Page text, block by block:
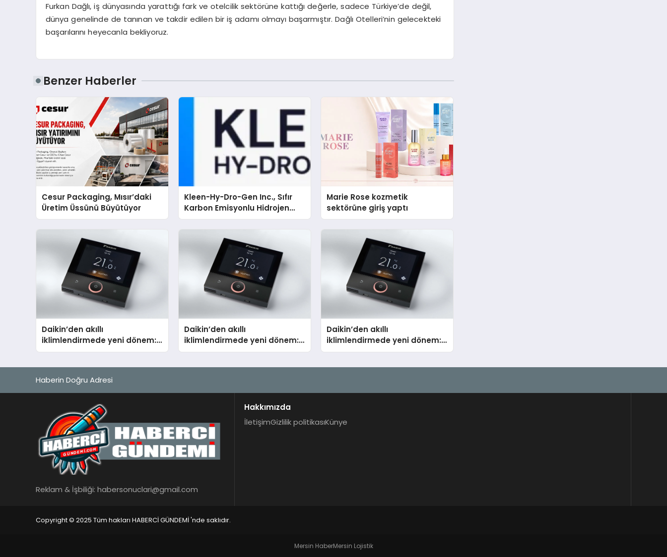
Furkan Dağlı, iş dünyasında yarattığı fark ve otelcilik sektörüne kattığı değerle, sadece Türkiye’de değil,
dünya genelinde de tanınan ve takdir edilen bir iş adamı olmayı başarmıştır. Dağlı Otelleri’nin gelecekteki
başarılarını heyecanla bekliyoruz.
Benzer Haberler
Cesur Packaging, Mısır’daki
Üretim Üssünü Büyütüyor
Kleen-Hy-Dro-Gen Inc., Sıfır
Karbon Emisyonlu Hidrojen
Isıtma Teknolojisinde ISO ve
Marie Rose kozmetik
sektörüne giriş yaptı
Daikin’den akıllı
iklimlendirmede yeni dönem:
Madoka Plus Türkiye’de
Daikin’den akıllı
iklimlendirmede yeni dönem:
Madoka Plus Türkiye’de
Daikin’den akıllı
iklimlendirmede yeni dönem:
Madoka Plus Türkiye’de
Haberin Doğru Adresi
Reklam & İşbiliği: habersonuclari@gmail.com
Hakkımızda
İletişimGizlilik politikasıKünye
Copyright © 2025 Tüm hakları HABERCİ GÜNDEMİ 'nde saklıdır.
Mersin HaberMersin Lojistik